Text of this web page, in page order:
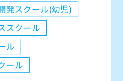
発スクール(幼児)
スクール
ル
ール